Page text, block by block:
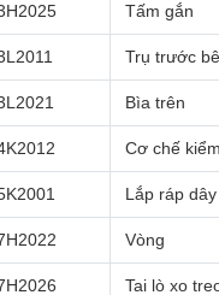
Tấm gắn
Trụ trước
Bìa trên
Cơ chế
Lắp ráp
Vòng
Tai lò xo